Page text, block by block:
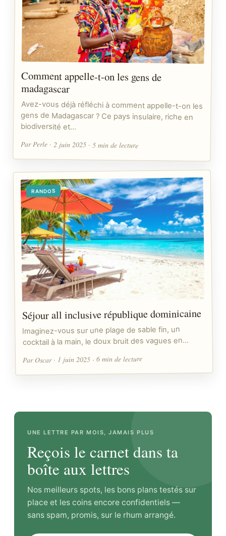
Comment appelle-t-on les gens de
madagascar
Avez-vous déjà réfléchi à comment appelle-t-on les
gens de Madagascar ? Ce pays insulaire, riche en
biodiversité et…
Par Perle · 2 juin 2025 · 5 min de lecture
RANDOS
Séjour all inclusive république dominicaine
Imaginez-vous sur une plage de sable fin, un
cocktail à la main, le doux bruit des vagues en…
Par Oscar · 1 juin 2025 · 6 min de lecture
UNE LETTRE PAR MOIS, JAMAIS PLUS
Reçois le carnet dans ta
boîte aux lettres
Nos meilleurs spots, les bons plans testés sur
place et les coins encore confidentiels —
sans spam, promis, sur le rhum arrangé.